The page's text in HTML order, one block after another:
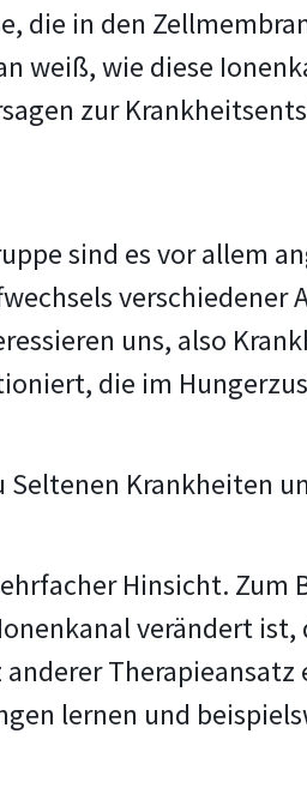
die in den
weiß, wie diese
zur
sind es vor allem
uns, also
die im
Seltenen Krankheiten
Hinsicht.
verändert
lernen und